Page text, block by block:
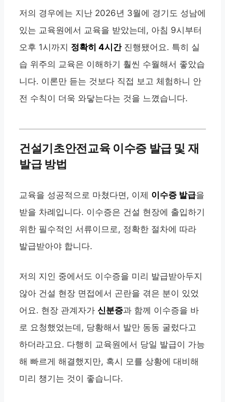
저의 경우에는 지난 2026년 3월에 경기도 성남에
있는 교육원에서 교육을 받았는데, 아침 9시부터
오후 1시까지 정확히 4시간진행됐어요. 특히 실
습 위주의 교육은 이해하기 훨씬 수월해서 좋았습
니다. 이론만 듣는 것보다 직접 보고 체험하니 안
전 수칙이 더욱 와닿는다는 것을 느꼈습니다.
건설기초안전교육 이수증 발급 및 재
발급 방법
교육을 성공적으로 마쳤다면, 이제 이수증 발급을
받을 차례입니다. 이수증은 건설 현장에 출입하기
위한 필수적인 서류이므로, 정확한 절차에 따라
발급받아야 합니다.
저의 지인 중에서도 이수증을 미리 발급받아두지
않아 건설 현장 면접에서 곤란을 겪은 분이 있었
어요. 현장 관계자가 신분증과 함께 이수증을 바
로 요청했었는데, 당황해서 발만 동동 굴렀다고
하더라고요. 다행히 교육원에서 당일 발급이 가능
해 빠르게 해결했지만, 혹시 모를 상황에 대비해
미리 챙기는 것이 좋습니다.